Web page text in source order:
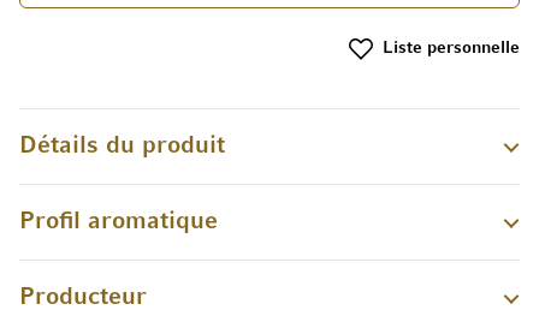
Liste personnelle
Détails du produit
Profil aromatique
Producteur